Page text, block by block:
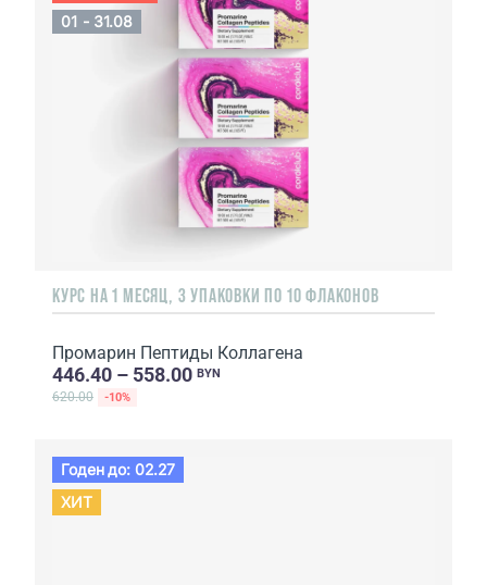
01 - 31.08
КУРС НА 1 МЕСЯЦ, 3 УПАКОВКИ ПО 10 ФЛАКОНОВ
Промарин Пептиды Коллагена
446.40 – 558.00 BYN
620.00 -10%
Годен до: 02.27
ХИТ